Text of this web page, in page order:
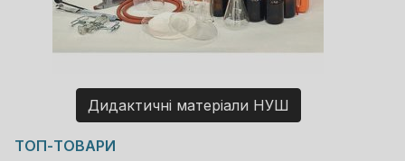
Дидактичні матеріали НУШ
Copyright MAXXmarketing GmbH
ТОП-ТОВАРИ